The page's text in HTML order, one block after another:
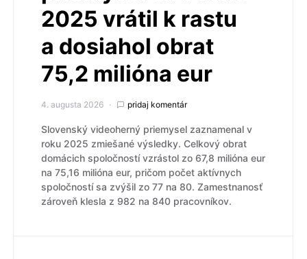
2025 vrátil k rastu
a dosiahol obrat
75,2 milióna eur
4. augusta 2026 pridaj komentár
Slovenský videoherný priemysel zaznamenal v
roku 2025 zmiešané výsledky. Celkový obrat
domácich spoločností vzrástol zo 67,8 milióna eur
na 75,16 milióna eur, pričom počet aktívnych
spoločností sa zvýšil zo 77 na 80. Zamestnanosť
zároveň klesla z 982 na 840 pracovníkov.